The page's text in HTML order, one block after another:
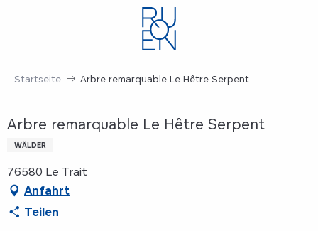
Startseite Arbre remarquable Le Hêtre Serpent
Arbre remarquable Le Hêtre Serpent
WÄLDER
76580 Le Trait
Anfahrt
Teilen